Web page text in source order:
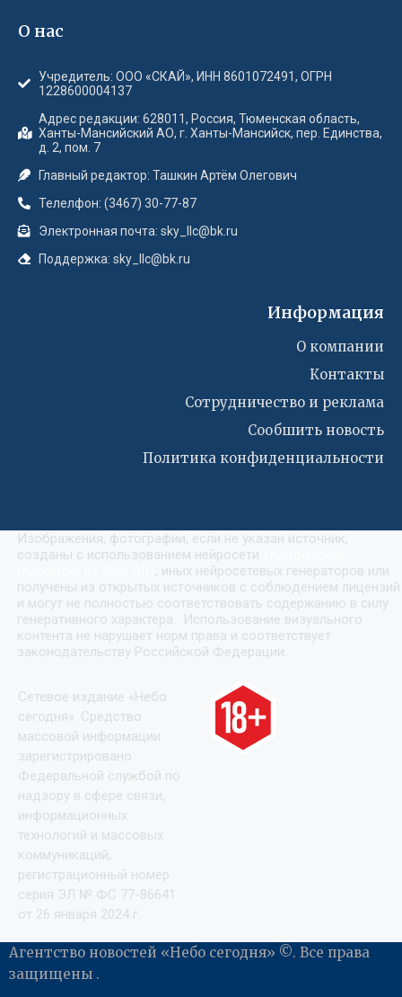
О нас
Учредитель: ООО «СКАЙ», ИНН 8601072491, ОГРН
1228600004137
Адрес редакции: 628011, Россия, Тюменская область,
Ханты-Мансийский АО, г. Ханты-Мансийск, пер. Единства,
д. 2, пом. 7
Главный редактор: Ташкин Артём Олегович
Телелфон: (3467) 30-77-87
Электронная почта: sky_llc@bk.ru
Поддержка: sky_llc@bk.ru
Информация
О компании
Контакты
Сотрудничество и реклама
Сообшить новость
Политика конфиденциальности
Изображения, фотографии, если не указан источник,
созданы с использованием нейросети
, иных нейросетевых генераторов или
получены из открытых источников с соблюдением лицензий
и могут не полностью соответствовать содержанию в силу
генеративного характера. Использование визуального
контента не нарушает норм права и соответствует
законодательству Российской Федерации.
Сетевое издание «Небо
сегодня». Средство
массовой информации
зарегистрировано
Федеральной службой по
надзору в сфере связи,
информационных
технологий и массовых
коммуникаций,
регистрационный номер
серия ЭЛ № ФС 77-86641
от 26 января 2024 г.
Агентство новостей «Небо сегодня» ©. Все права
защищены .